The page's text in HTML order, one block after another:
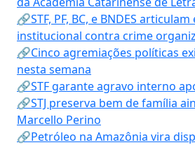
🔗STF, PF, BC, e BNDES
institucional contra crime
🔗Cinco agremiações políticas
nesta semana
🔗STF garante agravo interno
🔗STJ preserva bem de família
Marcello Perino
🔗Petróleo na Amazônia vira